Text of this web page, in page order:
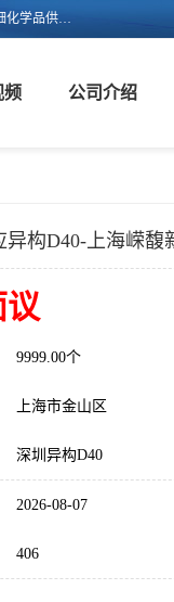
上海嵘馥新能源科技有限公司主营：异构烷烃、异构十二烷烃、异构十六烷烃、Isopar L、正构烷烃、工业白油、等各种产品，拥有全球精细化学品供应链的整合和服务能力，不仅提供自主研发的特种溶剂化学品，还集成了来自欧美、日韩的优质溶剂资源，为市场提供世界级优质溶剂。欢迎广大客户来电咨询！
频 公司介绍
异构D40-上海嵘馥
议
9999.00个
上海市金山区
深圳异构D40
2026-08-07
406